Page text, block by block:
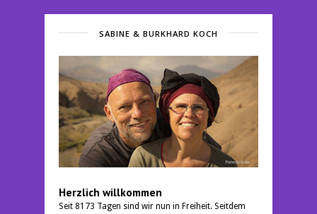
SABINE & BURKHARD KOCH
Herzlich willkommen
Seit 8173 Tagen sind wir nun in Freiheit. Seitdem